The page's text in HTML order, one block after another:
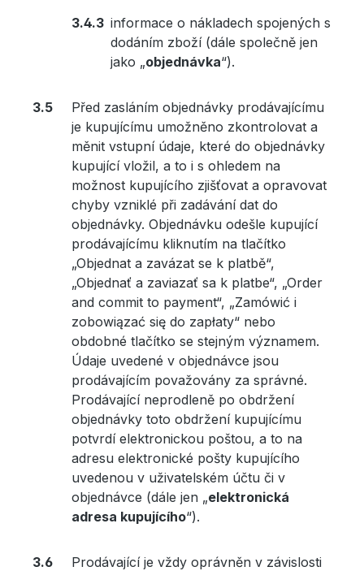
informace o nákladech spojených s
dodáním zboží (dále společně jen
jako „objednávka“).
Před zasláním objednávky prodávajícímu
je kupujícímu umožněno zkontrolovat a
měnit vstupní údaje, které do objednávky
kupující vložil, a to i s ohledem na
možnost kupujícího zjišťovat a opravovat
chyby vzniklé při zadávání dat do
objednávky. Objednávku odešle kupující
prodávajícímu kliknutím na tlačítko
„Objednat a zavázat se k platbě“,
„Objednať a zaviazať sa k platbe“, „Order
and commit to payment“, „Zamówić i
zobowiązać się do zapłaty“ nebo
obdobné tlačítko se stejným významem.
Údaje uvedené v objednávce jsou
prodávajícím považovány za správné.
Prodávající neprodleně po obdržení
objednávky toto obdržení kupujícímu
potvrdí elektronickou poštou, a to na
adresu elektronické pošty kupujícího
uvedenou v uživatelském účtu či v
objednávce (dále jen „elektronická
adresa kupujícího“).
Prodávající je vždy oprávněn v závislosti